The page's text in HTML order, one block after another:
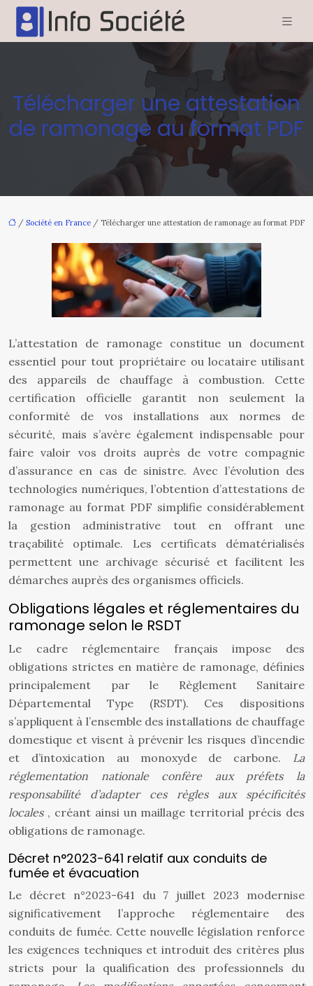
Télécharger une attestation
de ramonage au format PDF
/ Société en France / Télécharger une attestation de ramonage au format PDF
L’attestation de ramonage constitue un document
essentiel pour tout propriétaire ou locataire utilisant
des appareils de chauffage à combustion. Cette
certification officielle garantit non seulement la
conformité de vos installations aux normes de
sécurité, mais s’avère également indispensable pour
faire valoir vos droits auprès de votre compagnie
d’assurance en cas de sinistre. Avec l’évolution des
technologies numériques, l’obtention d’attestations de
ramonage au format PDF simplifie considérablement
la gestion administrative tout en offrant une
traçabilité optimale. Les certificats dématérialisés
permettent une archivage sécurisé et facilitent les
démarches auprès des organismes officiels.
Obligations légales et réglementaires du
ramonage selon le RSDT
Le cadre réglementaire français impose des
obligations strictes en matière de ramonage, définies
principalement par le Règlement Sanitaire
Départemental Type (RSDT). Ces dispositions
s’appliquent à l’ensemble des installations de chauffage
domestique et visent à prévenir les risques d’incendie
et d’intoxication au monoxyde de carbone. La
réglementation nationale confère aux préfets la
responsabilité d’adapter ces règles aux spécificités
locales , créant ainsi un maillage territorial précis des
obligations de ramonage.
Décret n°2023-641 relatif aux conduits de
fumée et évacuation
Le décret n°2023-641 du 7 juillet 2023 modernise
significativement l’approche réglementaire des
conduits de fumée. Cette nouvelle législation renforce
les exigences techniques et introduit des critères plus
stricts pour la qualification des professionnels du